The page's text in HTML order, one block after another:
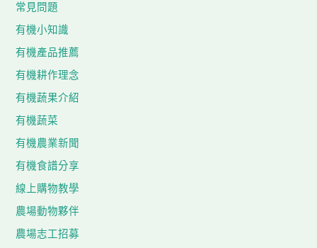
常見問題
有機小知識
有機產品推薦
有機耕作理念
有機蔬果介紹
有機蔬菜
有機農業新聞
有機食譜分享
線上購物教學
農場動物夥伴
農場志工招募